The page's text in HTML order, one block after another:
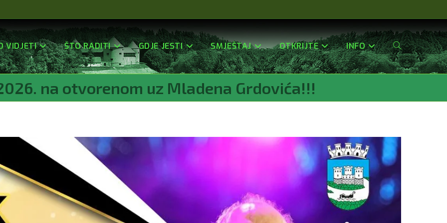
VIDJETI ŠTO RADITI GDJE JESTI SMJEŠTAJ OTKRIJTE INFO Uključi/isključi
Web-
Stranice
na otvorenom uz Mladena Grdovića!!!